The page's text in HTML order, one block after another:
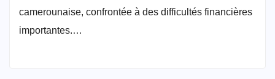
camerounaise, confrontée à des difficultés financières
importantes.…